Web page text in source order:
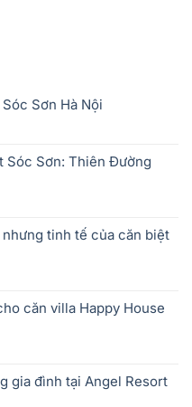
Sơn Hà Nội
Sóc Sơn: Thiên Đường
tinh tế của căn biệt
căn villa Happy House
gia đình tại Angel Resort